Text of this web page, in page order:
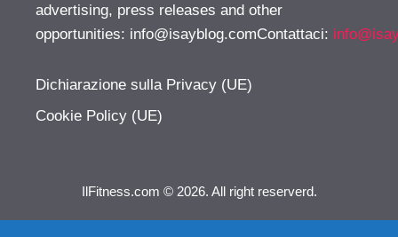
advertising, press releases and other
opportunities: info@isayblog.comContattaci:
Dichiarazione sulla Privacy (UE)
Cookie Policy (UE)
IlFitness.com © 2026. All right reserverd.